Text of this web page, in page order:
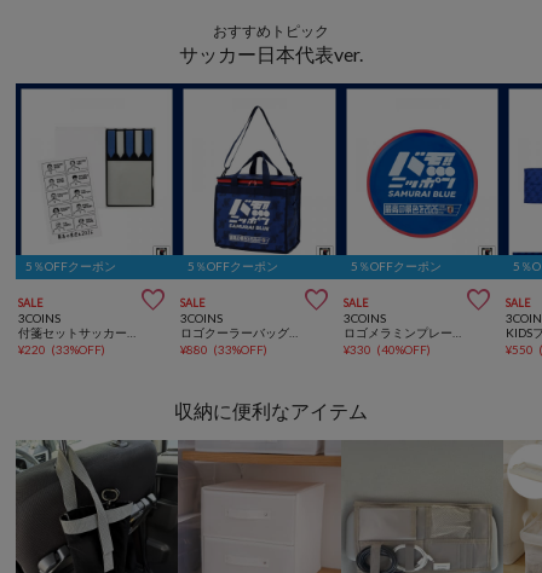
おすすめトピック
サッカー日本代表ver.
5％OFFクーポン
SALE 
3COINS
¥220 (33%OFF)
5％OFFクーポン
SALE 
3COINS
¥880 (33%OFF)
5％OFFクーポン
SALE 
3COINS
¥330 (40%OFF)
5％
SALE
¥550
収納に便利なアイテム